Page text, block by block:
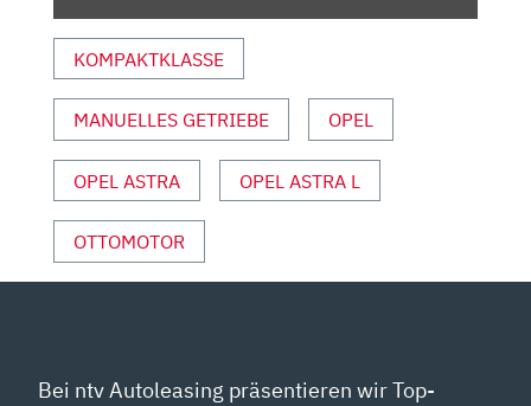
MOTOR
UND
SPORT“
VON
ANZEIGEN
KOMPAKTKLASSE
MANUELLES GETRIEBE OPEL
OPEL ASTRA OPEL ASTRA L
OTTOMOTOR
Bei ntv Autoleasing präsentieren wir Top-